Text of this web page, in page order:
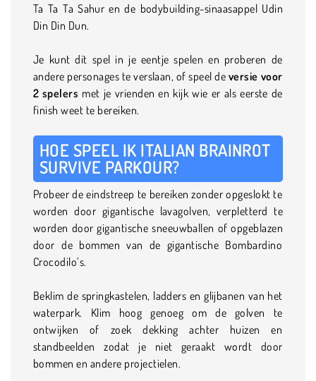
Ta Ta Ta Sahur en de bodybuilding-sinaasappel Udin
Din Din Dun.
Je kunt dit spel in je eentje spelen en proberen de
andere personages te verslaan, of speel de versie voor
2 spelers met je vrienden en kijk wie er als eerste de
finish weet te bereiken.
HOE SPEEL IK ITALIAN BRAINROT
SURVIVE PARKOUR?
Probeer de eindstreep te bereiken zonder opgeslokt te
worden door gigantische lavagolven, verpletterd te
worden door gigantische sneeuwballen of opgeblazen
door de bommen van de gigantische Bombardino
Crocodilo’s.
Beklim de springkastelen, ladders en glijbanen van het
waterpark. Klim hoog genoeg om de golven te
ontwijken of zoek dekking achter huizen en
standbeelden zodat je niet geraakt wordt door
bommen en andere projectielen.